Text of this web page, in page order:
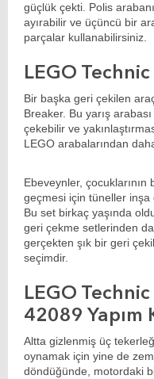
güçlük çekti. Polis
ayırabilir ve üçüncü bir
parçalar kullanabilirsiniz.
LEGO Technic
Bir başka geri çekilen
Breaker. Bu yarış
çekebilir ve
LEGO arabalarından
Ebeveynler,
geçmesi için tüneller inşa
Bu set birkaç yaşında
geri çekme setlerinden
gerçekten şık bir geri
seçimdir.
LEGO
42089 Yapım
Altta gizlenmiş üç
oynamak için yine de
döndüğünde, motordaki